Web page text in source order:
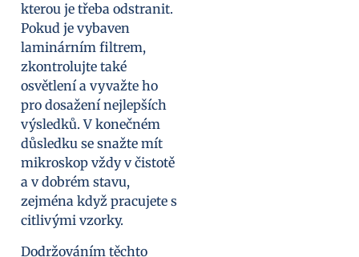
kterou je třeba odstranit.
Pokud je vybaven
laminárním filtrem,
zkontrolujte také
osvětlení a vyvažte ho
pro dosažení nejlepších
výsledků. V konečném
důsledku se snažte mít
mikroskop vždy v čistotě
a v dobrém stavu,
zejména když pracujete s
citlivými vzorky.
Dodržováním těchto